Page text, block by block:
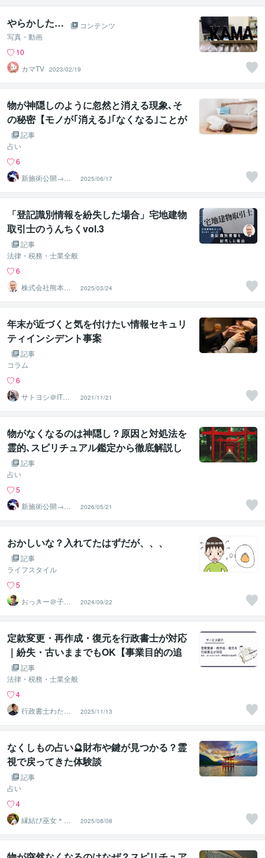
やらかした…
コンテンツ
写真・動画
10
カマTV 2023/02/19
物が神隠しのように忽然と消える現象､そ
の秘密【モノが｢消える｣｢なくなる｣ことが
示す意味･メッセージとは？】《徹底解
説》
記事
占い
6
新施術公開→≪
相手意識強制変
化≫◆星桜龍
2025/06/17
「登記識別情報を紛失した場合」宅地建物
取引士のうんちくvol.3
記事
法律・税務・士業全般
6
株式会社熊本有
恒社 さわだ不
動産事ム所
2025/03/24
年末が近づくと気を付けたい情報セキュリ
ティインシデント事案
記事
コラム
6
サトヨシ＠ITマ
ン
2021/11/21
物がなくなるのは神隠し？原因と対処法を
霊的､スピリチュアル鑑定から徹底解説し
ます記事
占い
5
新施術公開→≪
相手意識強制変
化≫◆星桜龍
2026/05/21
おかしいな？入れてたはずだが、、、
記事
ライフスタイル
5
おっきー＠子育
て応援レッサー
2024/09/22
定款変更・再作成・復元を行政書士が対応
｜紛失・古いままでもOK【事業目的の追
加可】
記事
法律・税務・士業全般
4
行政書士わたな
べパートナーズ
オフィス
2025/11/13
なくしもの占い🔮財布や鍵が見つかる？霊
視で戻ってきた体験談
記事
占い
4
縁結び巫女＊ゆ
い⛩️霊視鑑定
2025/08/08